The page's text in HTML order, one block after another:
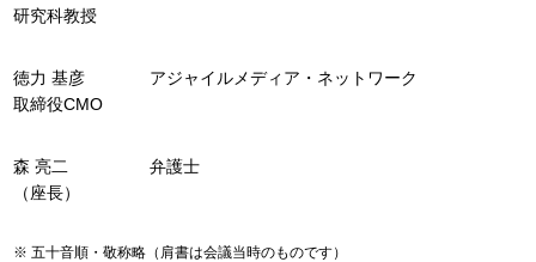
研究科教授
徳力 基彦
アジャイルメディア・ネットワーク
取締役CMO
森 亮二
（座長）
弁護士
五十音順・敬称略（肩書は会議当時のものです）